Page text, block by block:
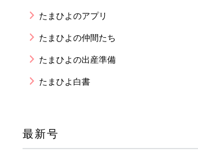
たまひよのアプリ
たまひよの仲間たち
たまひよの出産準備
たまひよ白書
最新号